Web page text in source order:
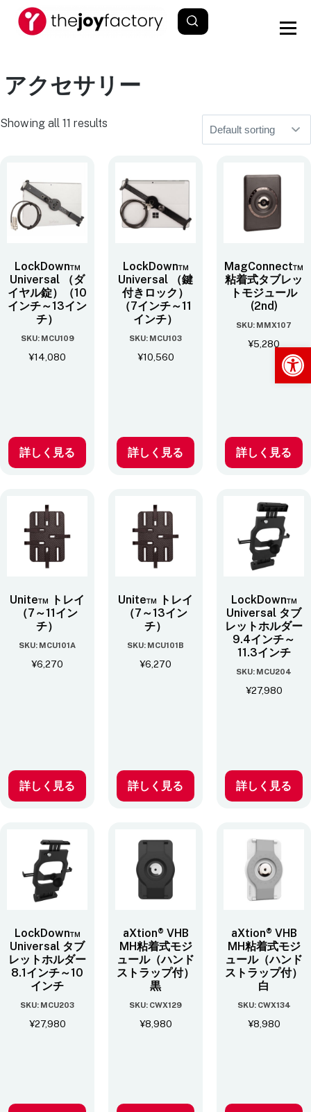
アクセサリー
Showing all 11 results
LockDown™
Universal （ダ
イヤル錠）（10
インチ～13イン
チ）
SKU: MCU109
¥14,080
詳しく見る
LockDown™
Universal （鍵
付きロック）
（7インチ～11
インチ）
SKU: MCU103
¥10,560
詳しく見る
MagConnect™
粘着式タブレッ
トモジュール
(2nd)
SKU: MMX107
¥5,280
詳しく見る
Unite™ トレイ
（7～11イン
チ）
SKU: MCU101A
¥6,270
詳しく見る
Unite™ トレイ
（7～13イン
チ）
SKU: MCU101B
¥6,270
詳しく見る
LockDown™
Universal タブ
レットホルダー
9.4インチ～
11.3インチ
SKU: MCU204
¥27,980
詳しく見る
LockDown™
Universal タブ
レットホルダー
8.1インチ～10
インチ
SKU: MCU203
¥27,980
aXtion® VHB
MH粘着式モジ
ュール（ハンド
ストラップ付）
黒
SKU: CWX129
¥8,980
aXtion® VHB
MH粘着式モジ
ュール（ハンド
ストラップ付）
白
SKU: CWX134
¥8,980